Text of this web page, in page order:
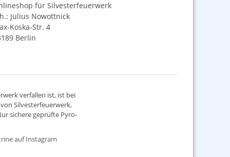
für Silvesterfeuerwerk
Julius Nowottnick
Koska-Str. 4
Berlin
verfallen ist, ist bei
Silvesterfeuerwerk,
sichere geprüfte Pyro-
auf Instagram